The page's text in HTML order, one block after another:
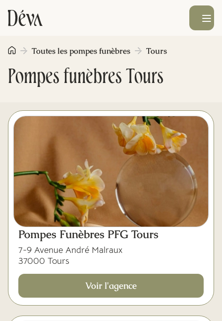
Obsèques
Prévoyance
Monument funéraire
Livraison de fleurs
Blog
Mes dernières volontés
Ouvrir le
Pompes funèbres Tours
Toutes les pompes funèbres Tours
Pompes Funèbres PFG Tours
7-9 Avenue André Malraux
37000 Tours
Voir l'agence